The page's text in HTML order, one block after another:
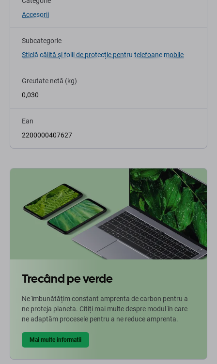
Accesorii
Subcategorie
Sticlă călită și folii de protecție pentru telefoane mobile
Greutate netă (kg)
0,030
Ean
2200000407627
Trecând pe verde
Ne îmbunătățim constant amprenta de carbon pentru a
ne proteja planeta. Citiți mai multe despre modul în care
ne adaptăm procesele pentru a ne reduce amprenta.
Mai multe informatii